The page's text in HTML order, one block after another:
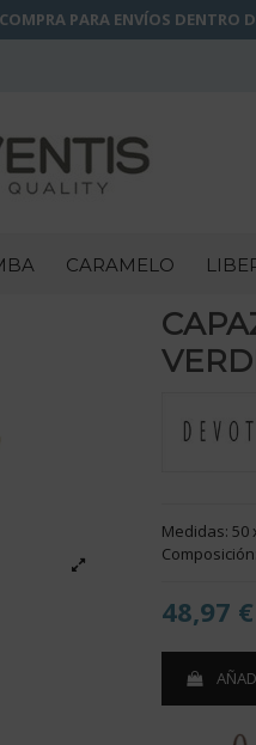
PARA ENVÍOS DENTRO
CARAMELO
Medidas: 50
48,97 €